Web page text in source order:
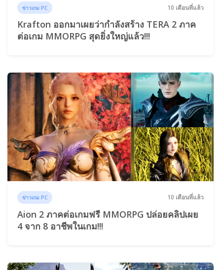
ข่าวเกม PC 10 เดือนที่แล้ว
Krafton ออกมาเผยว่ากำลังสร้าง TERA 2 ภาค
ต่อเกม MMORPG สุดยิ่งใหญ่แล้ว!!!
ข่าวเกม PC 10 เดือนที่แล้ว
Aion 2 ภาคต่อเกมฟรี MMORPG ปล่อยคลิปเผย
4 จาก 8 อาชีพในเกม!!!